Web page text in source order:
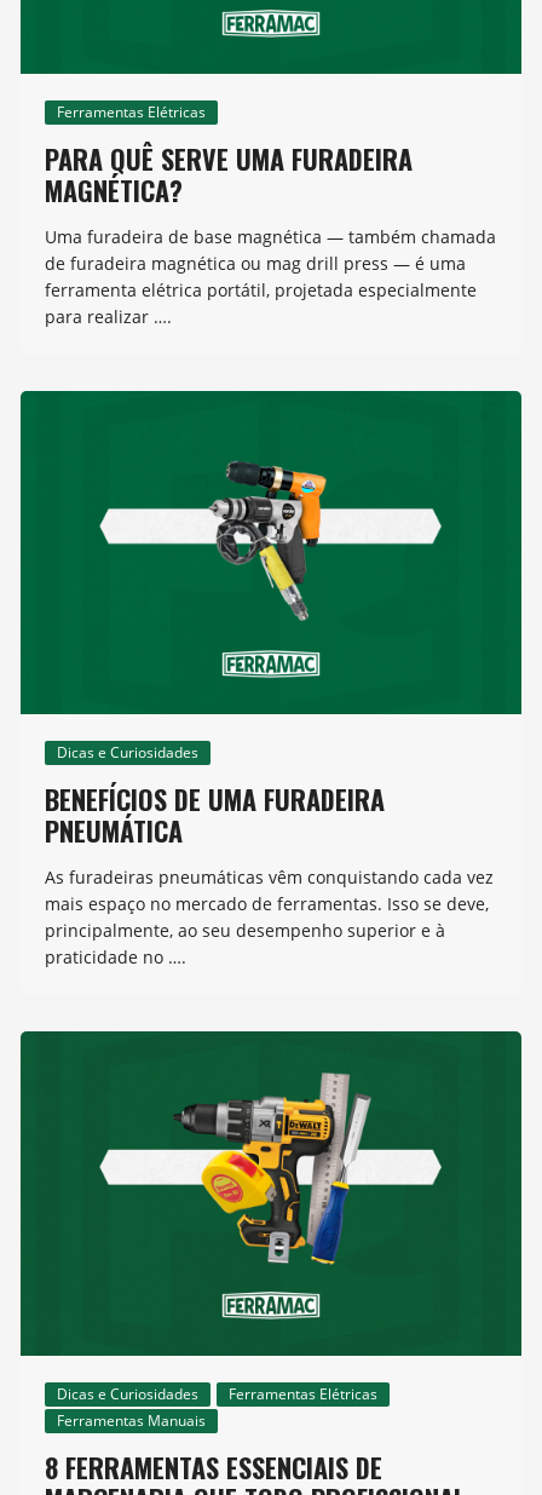
Ferramentas Elétricas
PARA QUÊ SERVE UMA FURADEIRA
MAGNÉTICA?
Uma furadeira de base magnética — também chamada
de furadeira magnética ou mag drill press — é uma
ferramenta elétrica portátil, projetada especialmente
para realizar ….
Dicas e Curiosidades
BENEFÍCIOS DE UMA FURADEIRA
PNEUMÁTICA
As furadeiras pneumáticas vêm conquistando cada vez
mais espaço no mercado de ferramentas. Isso se deve,
principalmente, ao seu desempenho superior e à
praticidade no ….
Dicas e Curiosidades
Ferramentas Elétricas
Ferramentas Manuais
8 FERRAMENTAS ESSENCIAIS DE